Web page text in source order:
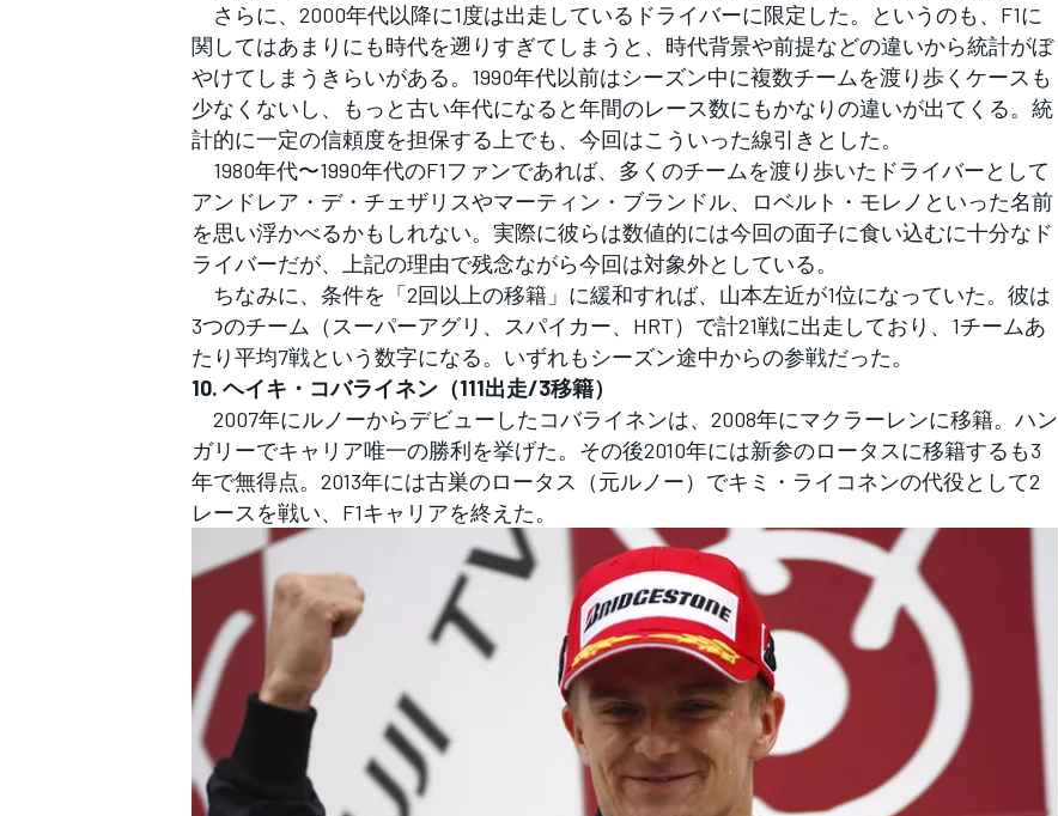
さらに、2000年代以降に1度は出走しているドライバーに限定した。というのも、F1に
関してはあまりにも時代を遡りすぎてしまうと、時代背景や前提などの違いから統計がぼ
やけてしまうきらいがある。1990年代以前はシーズン中に複数チームを渡り歩くケースも
少なくないし、もっと古い年代になると年間のレース数にもかなりの違いが出てくる。統
計的に一定の信頼度を担保する上でも、今回はこういった線引きとした。
1980年代〜1990年代のF1ファンであれば、多くのチームを渡り歩いたドライバーとして
アンドレア・デ・チェザリスやマーティン・ブランドル、ロベルト・モレノといった名前
を思い浮かべるかもしれない。実際に彼らは数値的には今回の面子に食い込むに十分なド
ライバーだが、上記の理由で残念ながら今回は対象外としている。
ちなみに、条件を「2回以上の移籍」に緩和すれば、山本左近が1位になっていた。彼は
3つのチーム（スーパーアグリ、スパイカー、HRT）で計21戦に出走しており、1チームあ
たり平均7戦という数字になる。いずれもシーズン途中からの参戦だった。
10. ヘイキ・コバライネン（111出走/3移籍）
2007年にルノーからデビューしたコバライネンは、2008年にマクラーレンに移籍。ハン
ガリーでキャリア唯一の勝利を挙げた。その後2010年には新参のロータスに移籍するも3
年で無得点。2013年には古巣のロータス（元ルノー）でキミ・ライコネンの代役として2
レースを戦い、F1キャリアを終えた。